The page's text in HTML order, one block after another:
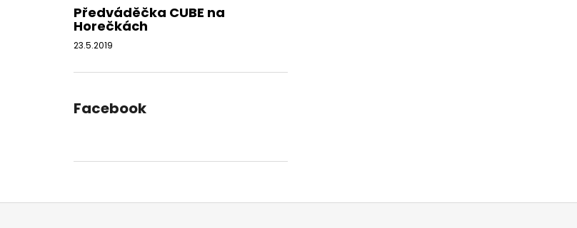
Předváděčka CUBE na
Horečkách
23.5.2019
Facebook
Z